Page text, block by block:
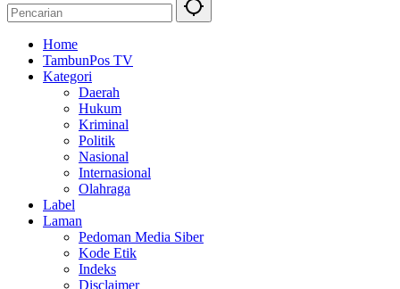
Home
TambunPos TV
Kategori
Daerah
Hukum
Kriminal
Politik
Nasional
Internasional
Olahraga
Label
Laman
Pedoman Media Siber
Kode Etik
Indeks
Disclaimer